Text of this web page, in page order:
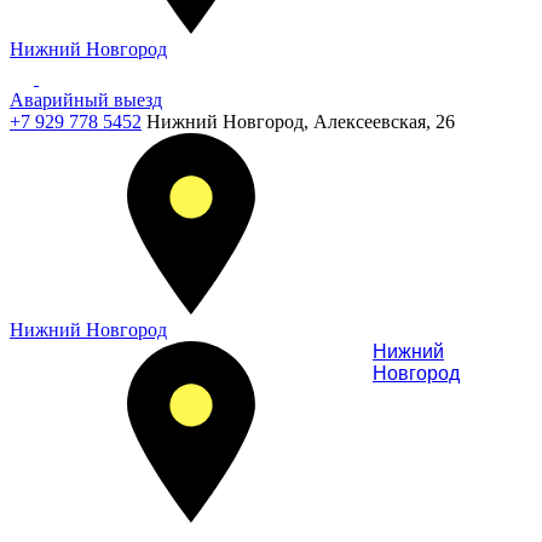
Нижний Новгород
Аварийный выезд
+7 929 778 5452 Нижний Новгород, Алексеевская, 26
Нижний Новгород
Нижний
Новгород